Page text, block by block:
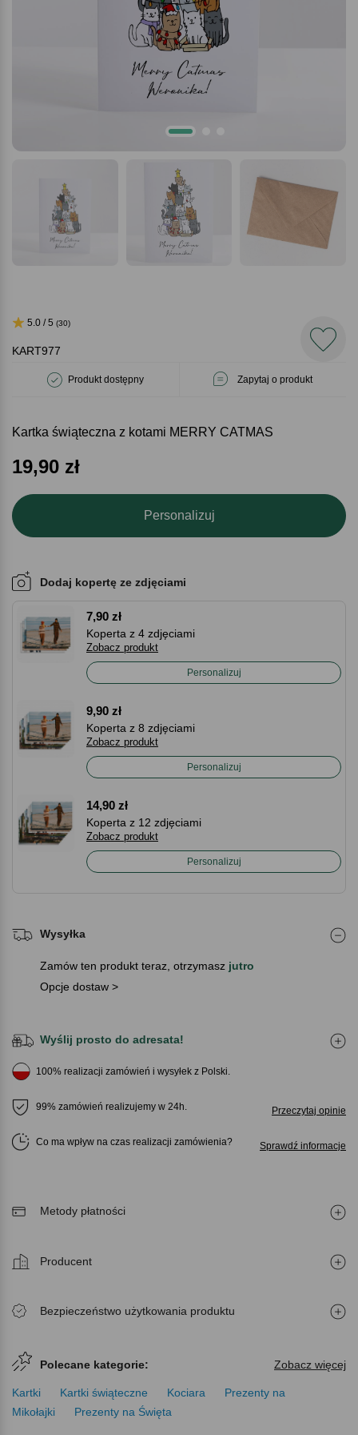
KART977
Produkt dostępny Zapytaj o produkt
5.0 / 5 (30)
Kartka świąteczna z kotami MERRY CATMAS
19,90 zł
Personalizuj
Dodaj kopertę ze zdjęciami
7,90 zł
Koperta z 4 zdjęciami
Zobacz produkt
Personalizuj
9,90 zł
Koperta z 8 zdjęciami
Zobacz produkt
Personalizuj
14,90 zł
Koperta z 12 zdjęciami
Zobacz produkt
Personalizuj
Wysyłka
Zamów ten produkt teraz, otrzymasz jutro
Opcje dostaw >
Wyślij prosto do adresata!
100% realizacji zamówień i wysyłek z Polski.
99% zamówień realizujemy w 24h. Przeczytaj opinie
Co ma wpływ na czas realizacji zamówienia Sprawdź informacje
Metody płatności
Producent
Bezpieczeństwo użytkowania produktu
Polecane kategorie: Zobacz więcej
Kartki Kartki świąteczne Kociara
Prezenty na
Mikołajki
Prezenty na Święta